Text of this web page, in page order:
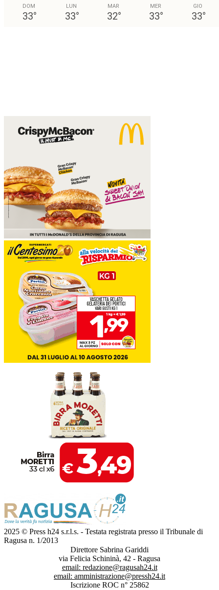
DOM
33°
LUN
33°
MAR
32°
MER
33°
GIO
33°
2025 © Press h24 s.r.l.s. - Testata registrata presso il Tribunale di
Ragusa n. 1/2013
Direttore Sabrina Gariddi
via Felicia Schininà, 42 - Ragusa
email: redazione@ragusah24.it
email: amministrazione@pressh24.it
Iscrizione ROC n° 25862